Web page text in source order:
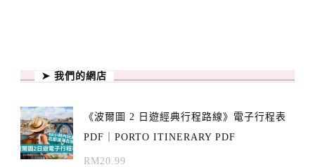
➤ 我們的網店
《波爾圖 2 日遊經典行程路線》電子行程表
PDF｜PORTO ITINERARY PDF
RM20.99